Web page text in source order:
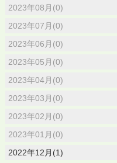
2023年08月(0)
2023年07月(0)
2023年06月(0)
2023年05月(0)
2023年04月(0)
2023年03月(0)
2023年02月(0)
2023年01月(0)
2022年12月(1)